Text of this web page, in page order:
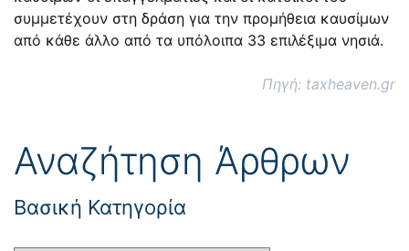
συμμετέχουν στη δράση για την προμήθεια καυσίμων
από κάθε άλλο από τα υπόλοιπα 33 επιλέξιμα νησιά.
Πηγή: taxheaven.gr
Αναζήτηση Άρθρων
Βασική Κατηγορία